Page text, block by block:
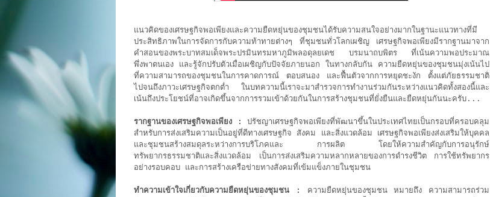
แนวคิดของเศรษฐกิจพอเพียงและความยืดหยุ่นของชุมชนได้รับความสนใจอย่างมากในฐานะแนวทางที่มี
ประสิทธิภาพในการจัดการกับความท้าทายต่างๆ ที่ชุมชนทั่วโลกเผชิญ เศรษฐกิจพอเพียงมีรากฐานมาจาก
คำสอนของพระบาทสมเด็จพระปรมินทรมหาภูมิพลอดุลยเดช บรมนาถบพิตร ที่เน้นความพอประมาณ
พึ่งพาตนเอง และรู้จักปรับตัวเมื่อเผชิญกับปัจจัยภายนอก ในทางกลับกัน ความยืดหยุ่นของชุมชนมุ่งเน้นไป
ที่ความสามารถของชุมชนในการคาดการณ์ ตอบสนอง และฟื้นตัวจากการหยุดชะงัก ตั้งแต่ภัยธรรมชาติ
ไปจนถึงภาวะเศรษฐกิจตกต่ำ ในบทความนี้เราจะมาสำรวจการทำงานร่วมกันระหว่างแนวคิดทั้งสองนี้และ
เน้นถึงประโยชน์ที่อาจเกิดขึ้นจากการรวมเข้าด้วยกันในการสร้างชุมชนที่ยั่งยืนและยืดหยุ่นกันนะครับ...
รากฐานของเศรษฐกิจพอเพียง : ปรัชญาเศรษฐกิจพอเพียงที่พัฒนาขึ้นในประเทศไทยเป็นกรอบที่ครอบคลุม
สำหรับการส่งเสริมความเป็นอยู่ที่ดีทางเศรษฐกิจ สังคม และสิ่งแวดล้อม เศรษฐกิจพอเพียงส่งเสริมให้บุคคล
และชุมชนสร้างสมดุลระหว่างการบริโภคและ การผลิต โดยให้ความสำคัญกับการอนุรักษ์
ทรัพยากรธรรมชาติและสิ่งแวดล้อม เป็นการส่งเสริมความหลากหลายของการดำรงชีวิต การใช้ทรัพยากร
อย่างรอบคอบ และการสร้างเครือข่ายทางสังคมที่เข้มแข็งภายในชุมชน
ทำความเข้าใจเกี่ยวกับความยืดหยุ่นของชุมชน :
ความยืดหยุ่นของชุมชน หมายถึง ความสามารถร่วม